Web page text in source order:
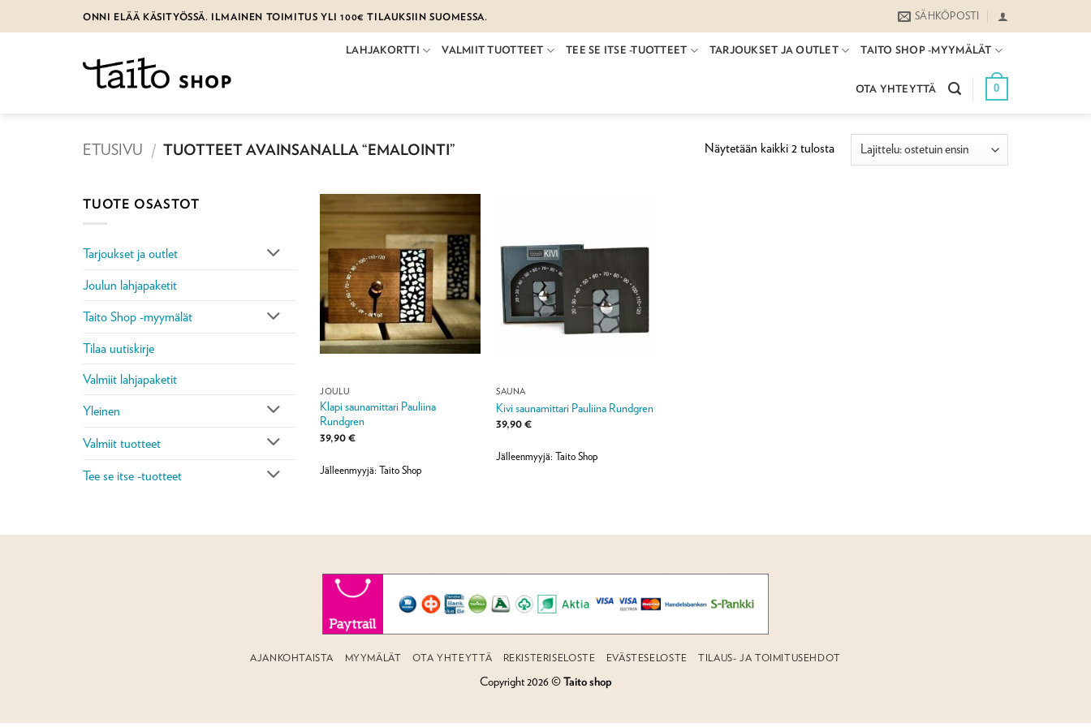
to
ONNI ELÄÄ KÄSITYÖSSÄ. ILMAINEN TOIMITUS YLI 100€ TILAUKSIIN SUOMESSA. SÄHKÖPOSTI
LAHJAKORTTI VALMIIT TUOTTEET TEE SE ITSE -TUOTTEET TARJOUKSET JA OUTLET TAITO SHOP -MYYMÄLÄT
OTA YHTEYTTÄ 0
ETUSIVU / TUOTTEET AVAINSANALLA “EMALOINTI” Näytetään kaikki 2 tulostaSuosituimmat
ensin
TUOTE OSASTOT
Tarjoukset ja outlet
Joulun lahjapaketit
Taito Shop -myymälät
Tilaa uutiskirje
Valmiit lahjapaketit
Yleinen
Valmiit tuotteet
Tee se itse -tuotteet
JOULU
Klapi saunamittari Pauliina
Rundgren
39,90€
Jälleenmyyjä: Taito Shop
SAUNA
Kivi saunamittari Pauliina Rundgren
39,90€
Jälleenmyyjä: Taito Shop
AJANKOHTAISTA MYYMÄLÄT OTA YHTEYTTÄ REKISTERISELOSTE EVÄSTESELOSTE TILAUS- JA TOIMITUSEHDOT
Copyright 2026 ©Taito shop